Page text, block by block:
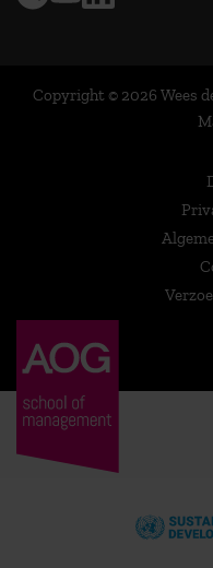
Copyright © 2026 Wees